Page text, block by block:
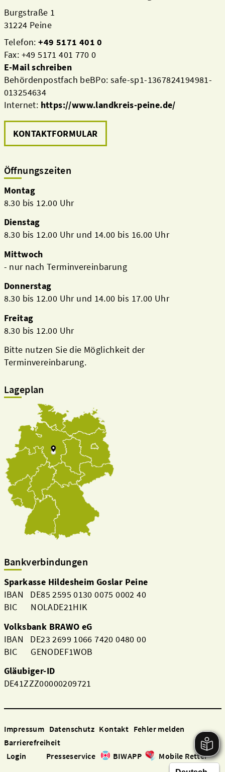
Aktuelles
Kreis & Politik
Burgstraße 1
31224 Peine
Telefon:+49 5171 401 0
Fax: +49 5171 401 770 0
E-Mail schreiben
Behördenpostfach beBPo: safe-sp1-1367824194981-
013254634
Internet: https://www.landkreis-peine.de/
KONTAKTFORMULAR
Öffnungszeiten
Montag
8.30 bis 12.00 Uhr
Dienstag
8.30 bis 12.00 Uhr und 14.00 bis 16.00 Uhr
Mittwoch
- nur nach Terminvereinbarung
Donnerstag
8.30 bis 12.00 Uhr und 14.00 bis 17.00 Uhr
Freitag
8.30 bis 12.00 Uhr
Bitte nutzen Sie die Möglichkeit der
Terminvereinbarung.
Lageplan
Bankverbindungen
Sparkasse Hildesheim Goslar Peine
IBAN DE85 2595 0130 0075 0002 40
BIC NOLADE21HIK
Volksbank BRAWO eG
IBAN DE23 2699 1066 7420 0480 00
BIC GENODEF1WOB
Gläubiger-ID
DE41ZZZ00000209721
Impressum Datenschutz Kontakt Fehler melden
Barrierefreiheit
Login
Presseservice BIWAPP Mobile Retter